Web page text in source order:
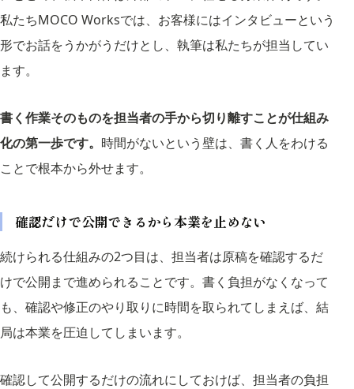
私たちMOCO Worksでは、お客様にはインタビューという
形でお話をうかがうだけとし、執筆は私たちが担当してい
ます。
書く作業そのものを担当者の手から切り離すことが仕組み
化の第一歩です。 時間がないという壁は、書く人をわける
ことで根本から外せます。
確認だけで公開できるから本業を止めない
続けられる仕組みの2つ目は、担当者は原稿を確認するだ
けで公開まで進められることです。書く負担がなくなって
も、確認や修正のやり取りに時間を取られてしまえば、結
局は本業を圧迫してしまいます。
確認して公開するだけの流れにしておけば、担当者の負担